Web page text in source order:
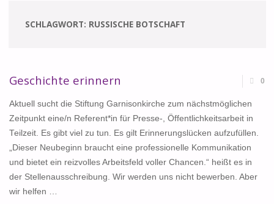
SCHLAGWORT: RUSSISCHE BOTSCHAFT
Geschichte erinnern 0
Aktuell sucht die Stiftung Garnisonkirche zum nächstmöglichen
Zeitpunkt eine/n Referent*in für Presse-, Öffentlichkeitsarbeit in
Teilzeit. Es gibt viel zu tun. Es gilt Erinnerungslücken aufzufüllen.
„Dieser Neubeginn braucht eine professionelle Kommunikation
und bietet ein reizvolles Arbeitsfeld voller Chancen.“ heißt es in
der Stellenausschreibung. Wir werden uns nicht bewerben. Aber
wir helfen …